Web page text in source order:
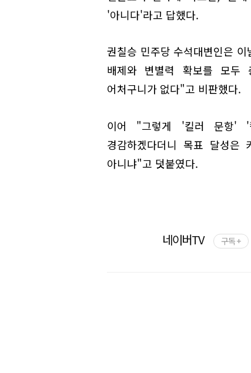
'아니다'라고 답했다.
권칠승 민주당 수석대변인은
배제와 변별력 확보를 모두
어처구니가 없다"고 비판했다.
이어 "그렇게 '킬러 문항' '
경감하겠다더니 목표 달성은
아니냐"고 덧붙였다.
네이버TV 구독 +